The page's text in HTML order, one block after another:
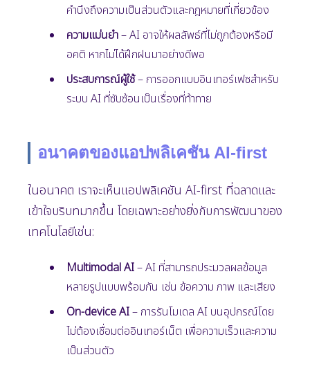
คำนึงถึงความเป็นส่วนตัวและกฎหมายที่เกี่ยวข้อง
ความแม่นยำ– AI อาจให้ผลลัพธ์ที่ไม่ถูกต้องหรือมี
อคติ หากไม่ได้ฝึกฝนมาอย่างดีพอ
ประสบการณ์ผู้ใช้– การออกแบบอินเทอร์เฟซสำหรับ
ระบบ AI ที่ซับซ้อนเป็นเรื่องที่ท้าทาย
อนาคตของแอปพลิเคชัน AI-first
ในอนาคต เราจะเห็นแอปพลิเคชัน AI-first ที่ฉลาดและ
เข้าใจบริบทมากขึ้น โดยเฉพาะอย่างยิ่งกับการพัฒนาของ
เทคโนโลยีเช่น:
Multimodal AI– AI ที่สามารถประมวลผลข้อมูล
หลายรูปแบบพร้อมกัน เช่น ข้อความ ภาพ และเสียง
On-device AI– การรันโมเดล AI บนอุปกรณ์โดย
ไม่ต้องเชื่อมต่ออินเทอร์เน็ต เพื่อความเร็วและความ
เป็นส่วนตัว